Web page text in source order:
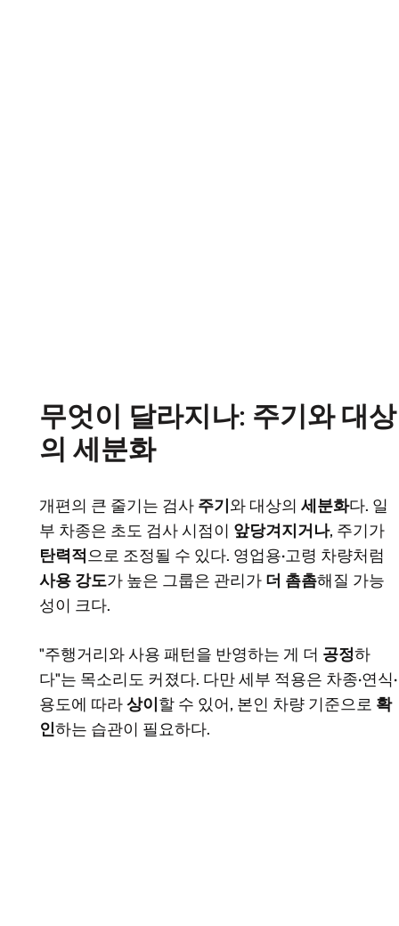
무엇이 달라지나: 주기와 대상
의 세분화
개편의 큰 줄기는 검사 주기 와 대상의 세분화다. 일
부 차종은 초도 검사 시점이 앞당겨지거나, 주기가
탄력적 으로 조정될 수 있다. 영업용·고령 차량처럼
사용 강도가 높은 그룹은 관리가 더 촘촘해질 가능
성이 크다.
"주행거리와 사용 패턴을 반영하는 게 더 공정하
다"는 목소리도 커졌다. 다만 세부 적용은 차종·연식·
용도에 따라상이 할 수 있어, 본인 차량 기준으로 확
인하는 습관이 필요하다.